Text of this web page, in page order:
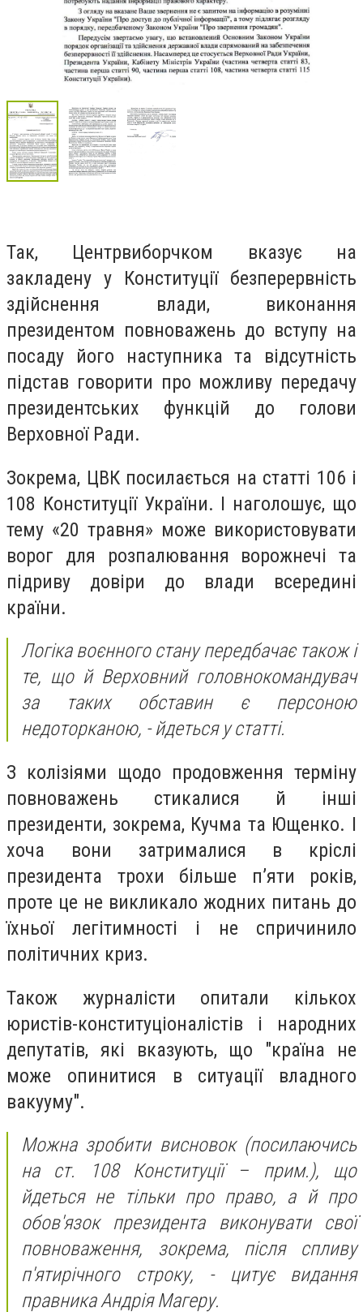
Так, Центрвиборчком вказує на
закладену у Конституції безперервність
здійснення влади, виконання
президентом повноважень до вступу на
посаду його наступника та відсутність
підстав говорити про можливу передачу
президентських функцій до голови
Верховної Ради.
Зокрема, ЦВК посилається на статті 106 і
108 Конституції України. І наголошує, що
тему «20 травня» може використовувати
ворог для розпалювання ворожнечі та
підриву довіри до влади всередині
країни.
Логіка воєнного стану передбачає також і
те, що й Верховний головнокомандувач
за таких обставин є персоною
недоторканою, - йдеться у статті.
З колізіями щодо продовження терміну
повноважень стикалися й інші
президенти, зокрема, Кучма та Ющенко. І
хоча вони затрималися в кріслі
президента трохи більше п’яти років,
проте це не викликало жодних питань до
їхньої легітимності і не спричинило
політичних криз.
Також журналісти опитали кількох
юристів-конституціоналістів і народних
депутатів, які вказують, що "країна не
може опинитися в ситуації владного
вакууму".
Можна зробити висновок (посилаючись
на ст. 108 Конституції – прим.), що
йдеться не тільки про право, а й про
обов'язок президента виконувати свої
повноваження, зокрема, після спливу
п'ятирічного строку, - цитує видання
правника Андрія Магеру.